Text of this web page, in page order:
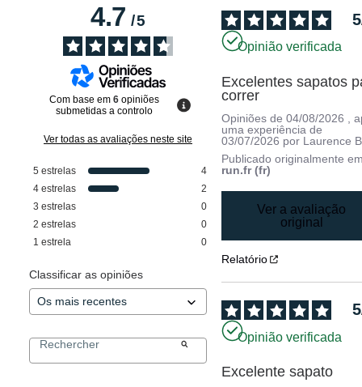
4.7/5
Com base em 6 opiniões
submetidas a controlo
Ver todas as avaliações neste site
5 estrelas
4
4 estrelas
2
3 estrelas
0
2 estrelas
0
1 estrela 0
Classificar as opiniões
5
Opinião verificada
Excelentes sapatos
correr
Opiniões de04/08/2026
,
uma experiência de
03/07/2026 por Laurence
Publicado originalmente
run.fr (fr)
Ver a avaliação
original
Relatório
5
Opinião verificada
Excelente sapato